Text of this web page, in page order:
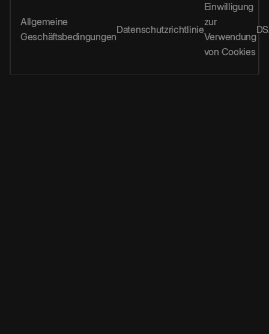
Allgemeine
Geschäftsbedingungen
Datenschutzrichtlinie
Einwilligung
zur
Verwendung
von Cookies